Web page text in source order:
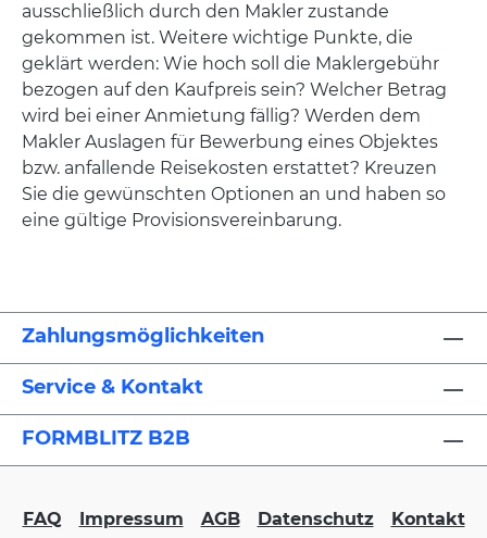
ausschließlich durch den Makler zustande
gekommen ist. Weitere wichtige Punkte, die
geklärt werden: Wie hoch soll die Maklergebühr
bezogen auf den Kaufpreis sein? Welcher Betrag
wird bei einer Anmietung fällig? Werden dem
Makler Auslagen für Bewerbung eines Objektes
bzw. anfallende Reisekosten erstattet? Kreuzen
Sie die gewünschten Optionen an und haben so
eine gültige Provisionsvereinbarung.
Zahlungsmöglichkeiten
Service & Kontakt
FORMBLITZ B2B
FAQ Impressum AGB Datenschutz Kontakt